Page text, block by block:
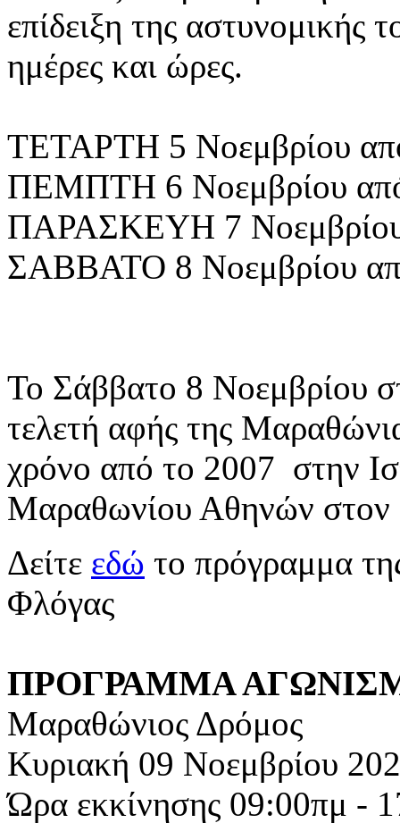
επίδειξη της αστυνομικής
ημέρες και ώρες.
ΤΕΤΑΡΤΗ 5 Νοεμβρίου
ΠΕΜΠΤΗ 6 Νοεμβρίου
ΠΑΡΑΣΚΕΥΗ 7
ΣΑΒΒΑΤΟ 8 Νοεμβρίου
Το Σάββατο 8 Νοεμβρίου
τελετή αφής της
χρόνο από το 2007 στην
Μαραθωνίου Αθηνών
Δείτε εδώ το πρόγραμμα
Φλόγας
ΠΡΟΓΡΑΜΜΑ
Μαραθώνιος Δρόμος
Κυριακή 09 Νοεμβρίου
Ώρα εκκίνησης 09:00πμ -